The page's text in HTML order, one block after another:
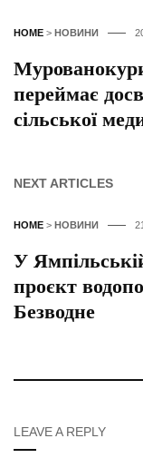
HOME > НОВИНИ
переймає
сільської
NEXT ARTICLES
HOME > НОВИНИ
У
проєкт
Безводне
LEAVE A REPLY